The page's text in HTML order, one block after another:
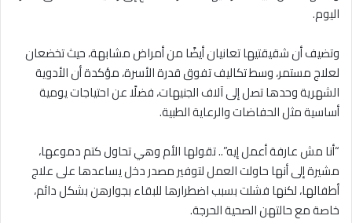
اليوم.
وتضيف أن شقيقتيها تعانيان أيضًا من أمراض مشابهة، حيث تخضعان
لعلاج مستمر، وسط تكاليف تفوق قدرة الأسرة، مؤكدة أن الأدوية
الشهرية وحدها تصل إلى آلاف الجنيهات، فضلًا عن احتياجات يومية
أساسية مثل الحفاضات والرعاية الطبية.
“أنا مش عارفة أعمل إيه”.. تقولها الأم وهي تحاول كتم دموعها،
مشيرة إلى أنها حاولت العمل لتوفير مصدر دخل يساعدها على علاج
أطفالها، لكنها فشلت بسبب اضطرارها للبقاء بجوارهن بشكل دائم،
خاصة مع حالتهن الصحية الحرجة.